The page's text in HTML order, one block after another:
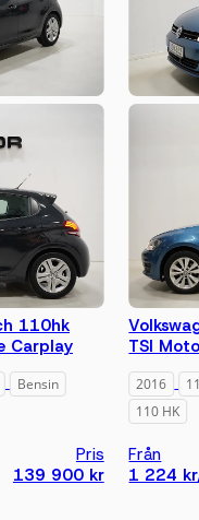
110hk
Carplay
Bensin
Pris
139 900 kr
TSI
2016
110 HK
Från
1 224